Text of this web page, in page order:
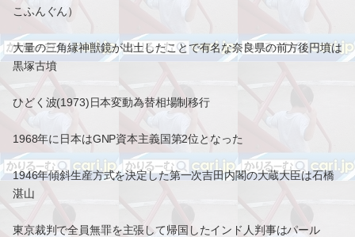
こふんぐん）
大量の三角縁神獣鏡が出土したことで有名な奈良県の前方後円墳は
黒塚古墳
ひどく波(1973)日本変動為替相場制移行
1968年に日本はGNP資本主義国第2位となった
1946年傾斜生産方式を決定した第一次吉田内閣の大蔵大臣は石橋
湛山
東京裁判で全員無罪を主張して帰国したインド人判事はパール